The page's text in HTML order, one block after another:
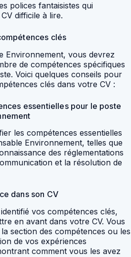
polices fantaisistes qui
difficile à lire.
clés
Environnement, vous devrez
de compétences spécifiques
Voici quelques conseils pour
clés dans votre CV :
essentielles pour le poste
les compétences essentielles
Environnement, telles que
des réglementations
et la résolution de
dans son CV
vos compétences clés,
en avant dans votre CV. Vous
section des compétences ou les
de vos expériences
comment vous les avez